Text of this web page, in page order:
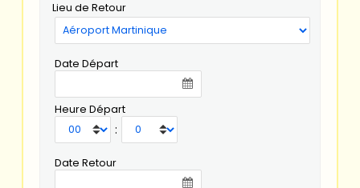
Lieu de Retour
Date Départ
Heure Départ
:
Date Retour